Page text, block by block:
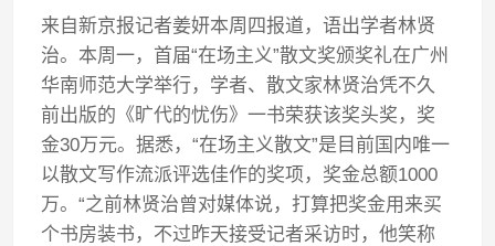
来自新京报记者姜妍本周四报道，语出学者林贤
治。本周一，首届“在场主义”散文奖颁奖礼在广州
华南师范大学举行，学者、散文家林贤治凭不久
前出版的《旷代的忧伤》一书荣获该奖头奖，奖
金30万元。据悉，“在场主义散文”是目前国内唯一
以散文写作流派评选佳作的奖项，奖金总额1000
万。“之前林贤治曾对媒体说，打算把奖金用来买
个书房装书，不过昨天接受记者采访时，他笑称